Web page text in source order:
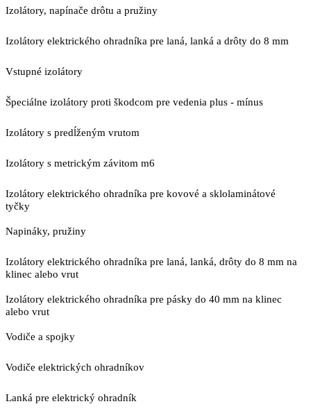
Izolátory, napínače drôtu a pružiny
Izolátory elektrického ohradníka pre laná, lanká a drôty do 8 mm
Vstupné izolátory
Špeciálne izolátory proti škodcom pre vedenia plus - mínus
Izolátory s predĺženým vrutom
Izolátory s metrickým závitom m6
Izolátory elektrického ohradníka pre kovové a sklolaminátové
tyčky
Napináky, pružiny
Izolátory elektrického ohradníka pre laná, lanká, drôty do 8 mm na
klinec alebo vrut
Izolátory elektrického ohradníka pre pásky do 40 mm na klinec
alebo vrut
Vodiče a spojky
Vodiče elektrických ohradníkov
Lanká pre elektrický ohradník